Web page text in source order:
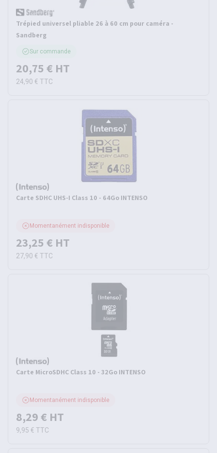
Trépied universel pliable 26 à 60 cm pour caméra -
Sandberg
Sur commande
20,75 € HT
24,90 € TTC
Carte SDHC UHS-I Class 10 - 64Go INTENSO
Momentanément indisponible
23,25 € HT
27,90 € TTC
Carte MicroSDHC Class 10 - 32Go INTENSO
Momentanément indisponible
8,29 € HT
9,95 € TTC